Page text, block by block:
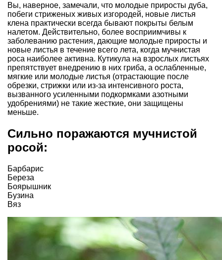
Вы, наверное, замечали, что молодые приросты дуба,
побеги стриженых живых изгородей, новые листья
клена практически всегда бывают покрыты белым
налетом. Действительно, более восприимчивы к
заболеванию растения, дающие молодые приросты и
новые листья в течение всего лета, когда мучнистая
роса наиболее активна. Кутикула на взрослых листьях
препятствует внедрению в них гриба, а ослабленные,
мягкие или молодые листья (отрастающие после
обрезки, стрижки или из-за интенсивного роста,
вызванного усиленными подкормками азотными
удобрениями) не такие жесткие, они защищены
меньше.
Сильно поражаются мучнистой
росой:
Барбарис
Береза
Боярышник
Бузина
Вяз